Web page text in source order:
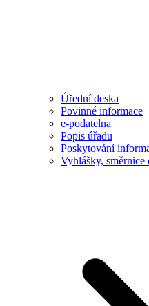
Úřední deska
Povinné informace
e-podatelna
Popis úřadu
Poskytování
Vyhlášky, směrnice